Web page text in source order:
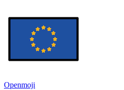
Openmoji